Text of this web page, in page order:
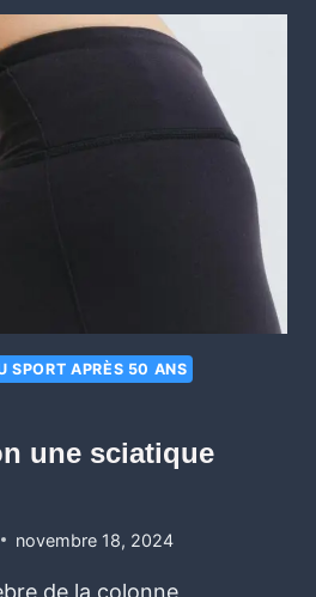
SPORT APRÈS 50 ANS
une sciatique
novembre 18, 2024
de la colonne